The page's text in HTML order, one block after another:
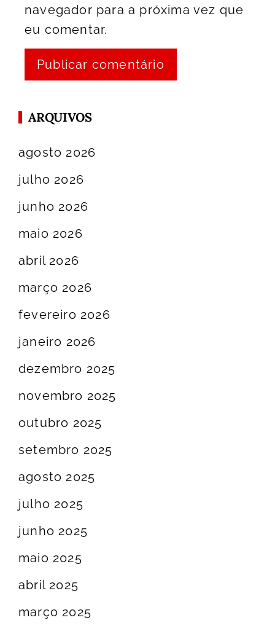
navegador para a próxima vez que
eu comentar.
ARQUIVOS
agosto 2026
julho 2026
junho 2026
maio 2026
abril 2026
março 2026
fevereiro 2026
janeiro 2026
dezembro 2025
novembro 2025
outubro 2025
setembro 2025
agosto 2025
julho 2025
junho 2025
maio 2025
abril 2025
março 2025